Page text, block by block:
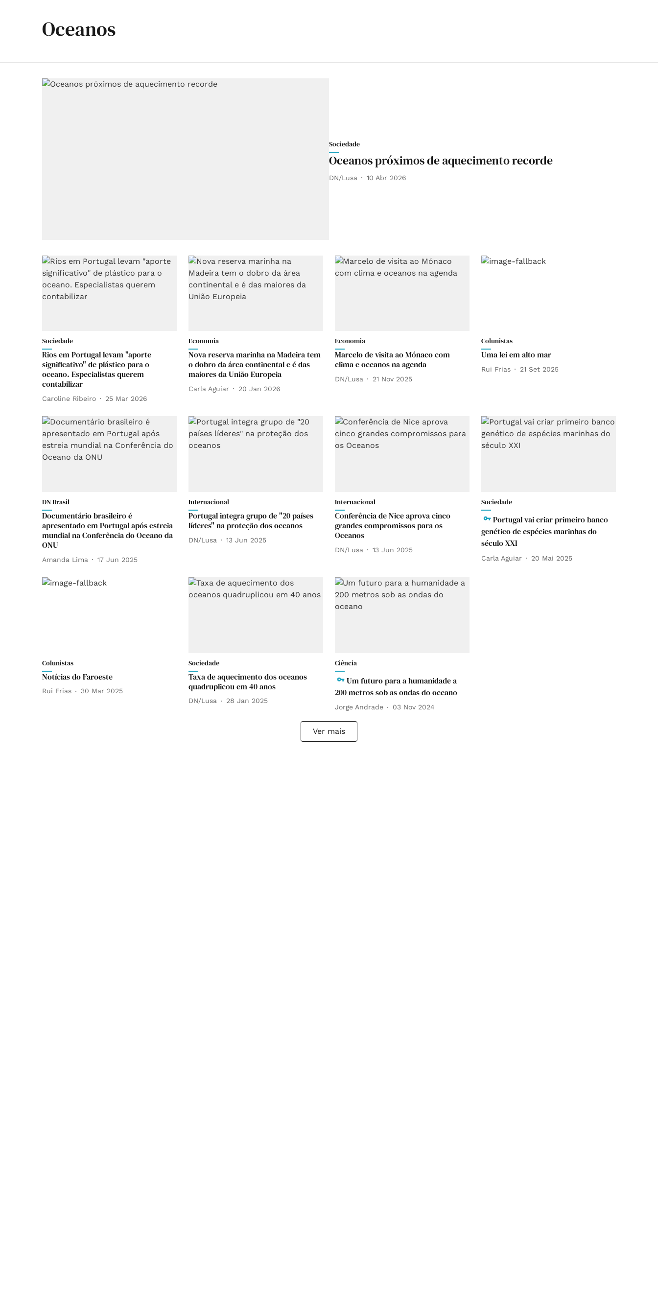
Oceanos
Sociedade
Oceanos próximos de aquecimento recorde
DN/Lusa 10 Abr 2026
Sociedade
Rios em Portugal levam "aporte
significativo" de plástico para o
oceano. Especialistas querem
contabilizar
Caroline Ribeiro 25 Mar 2026
Economia
Nova reserva marinha na Madeira tem
o dobro da área continental e é das
maiores da União Europeia
Carla Aguiar 20 Jan 2026
Economia
Marcelo de visita ao Mónaco com
clima e oceanos na agenda
DN/Lusa 21 Nov 2025
Colunistas
Uma lei em alto mar
Rui Frias 21 Set 2025
DN Brasil
Documentário brasileiro é
apresentado em Portugal após estreia
mundial na Conferência do Oceano da
ONU
Amanda Lima 17 Jun 2025
Internacional
Portugal integra grupo de "20 países
líderes" na proteção dos oceanos
DN/Lusa 13 Jun 2025
Internacional
Conferência de Nice aprova cinco
grandes compromissos para os
Oceanos
DN/Lusa 13 Jun 2025
Sociedade
Portugal vai criar primeiro banco
genético de espécies marinhas do
século XXI
Carla Aguiar 20 Mai 2025
Colunistas
Notícias do Faroeste
Rui Frias 30 Mar 2025
Sociedade
Taxa de aquecimento dos oceanos
quadruplicou em 40 anos
DN/Lusa 28 Jan 2025
Ciência
Um futuro para a humanidade a
200 metros sob as ondas do oceano
Jorge Andrade 03 Nov 2024
Ver mais